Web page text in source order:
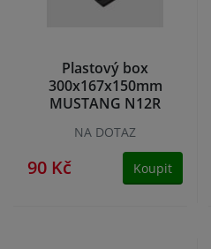
Plastový box
300x167x150mm
MUSTANG N12R
NA DOTAZ
90 Kč Koupit